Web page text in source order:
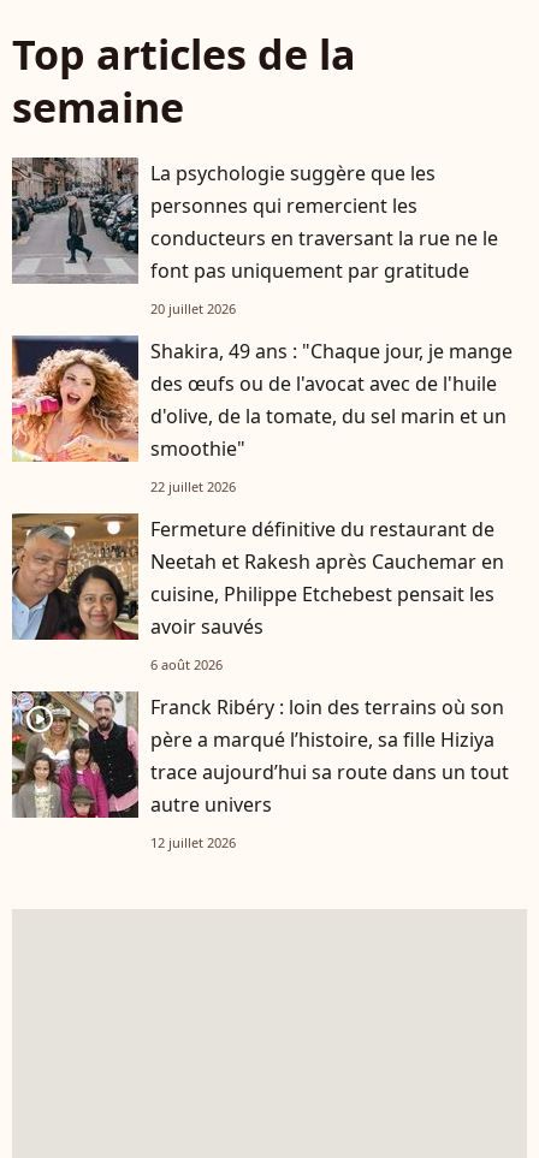
Top articles de la
semaine
La psychologie suggère que les
personnes qui remercient les
conducteurs en traversant la rue ne le
font pas uniquement par gratitude
20 juillet 2026
Shakira, 49 ans : "Chaque jour, je mange
des œufs ou de l'avocat avec de l'huile
d'olive, de la tomate, du sel marin et un
smoothie"
22 juillet 2026
Fermeture définitive du restaurant de
Neetah et Rakesh après Cauchemar en
cuisine, Philippe Etchebest pensait les
avoir sauvés
6 août 2026
player2
Franck Ribéry : loin des terrains où son
père a marqué l’histoire, sa fille Hiziya
trace aujourd’hui sa route dans un tout
autre univers
12 juillet 2026